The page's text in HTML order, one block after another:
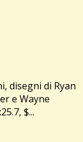
disegni di Ryan
e Wayne
$...